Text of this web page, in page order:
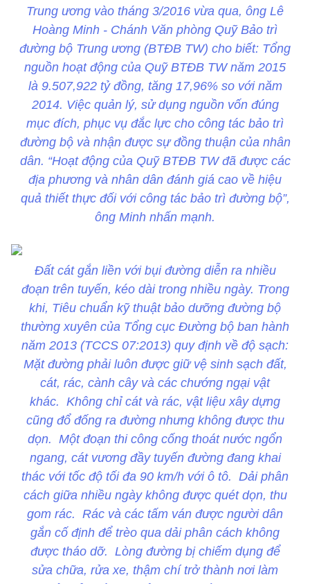
Trung ương vào tháng 3/2016 vừa qua, ông Lê
Hoàng Minh - Chánh Văn phòng Quỹ Bảo trì
đường bộ Trung ương (BTĐB TW) cho biết: Tổng
nguồn hoạt động của Quỹ BTĐB TW năm 2015
là 9.507,922 tỷ đồng, tăng 17,96% so với năm
2014. Việc quản lý, sử dụng nguồn vốn đúng
mục đích, phục vụ đắc lực cho công tác bảo trì
đường bộ và nhận được sự đồng thuận của nhân
dân. “Hoạt động của Quỹ BTĐB TW đã được các
địa phương và nhân dân đánh giá cao về hiệu
quả thiết thực đối với công tác bảo trì đường bộ”,
ông Minh nhấn mạnh.
Đất cát gắn liền với bụi đường diễn ra nhiều
đoạn trên tuyến, kéo dài trong nhiều ngày. Trong
khi, Tiêu chuẩn kỹ thuật bảo dưỡng đường bộ
thường xuyên của Tổng cục Đường bộ ban hành
năm 2013 (TCCS 07:2013) quy định về độ sạch:
Mặt đường phải luôn được giữ vệ sinh sạch đất,
cát, rác, cành cây và các chướng ngại vật
khác. Không chỉ cát và rác, vật liệu xây dựng
cũng đổ đống ra đường nhưng không được thu
dọn. Một đoạn thi công cống thoát nước ngổn
ngang, cát vương đầy tuyến đường đang khai
thác với tốc độ tối đa 90 km/h với ô tô. Dải phân
cách giữa nhiều ngày không được quét dọn, thu
gom rác. Rác và các tấm ván được người dân
gắn cố định để trèo qua dải phân cách không
được tháo dỡ. Lòng đường bị chiếm dụng để
sửa chữa, rửa xe, thậm chí trở thành nơi làm